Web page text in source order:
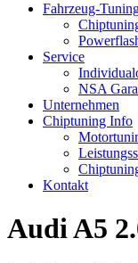
Fahrzeug-
Service
NSA
Unternehmen
Chiptuning Info
Kontakt
Audi A5